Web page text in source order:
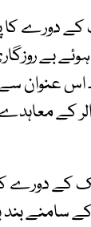
کے دورے کا
ہوئے بے
عنوان
کے معاہدے
کے دورے
سامنے